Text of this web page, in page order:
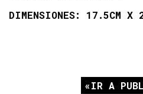
DIMENSIONES: 17.5CM X
IR A